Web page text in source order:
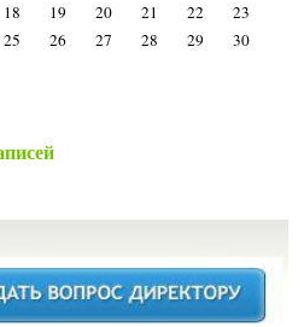
18 19 20 21 22
23
25 26 27 28 29
30